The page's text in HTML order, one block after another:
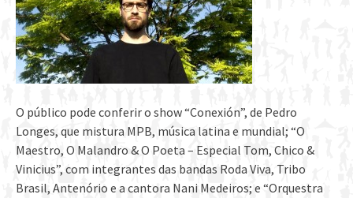
O público pode conferir o show “Conexión”, de Pedro
Longes, que mistura MPB, música latina e mundial; “O
Maestro, O Malandro & O Poeta – Especial Tom, Chico &
Vinicius”, com integrantes das bandas Roda Viva, Tribo
Brasil, Antenório e a cantora Nani Medeiros; e “Orquestra